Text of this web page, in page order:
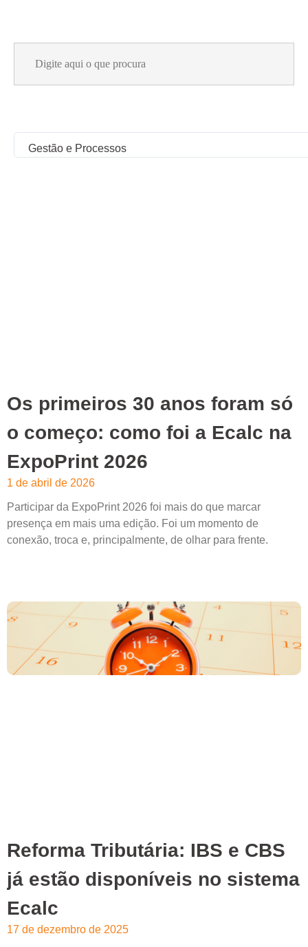
Search
Gestão e Processos
Os primeiros 30 anos foram só
o começo: como foi a Ecalc na
ExpoPrint 2026
1 de abril de 2026
Participar da ExpoPrint 2026 foi mais do que marcar
presença em mais uma edição. Foi um momento de
conexão, troca e, principalmente, de olhar para frente.
Reforma Tributária: IBS e CBS
já estão disponíveis no sistema
Ecalc
17 de dezembro de 2025